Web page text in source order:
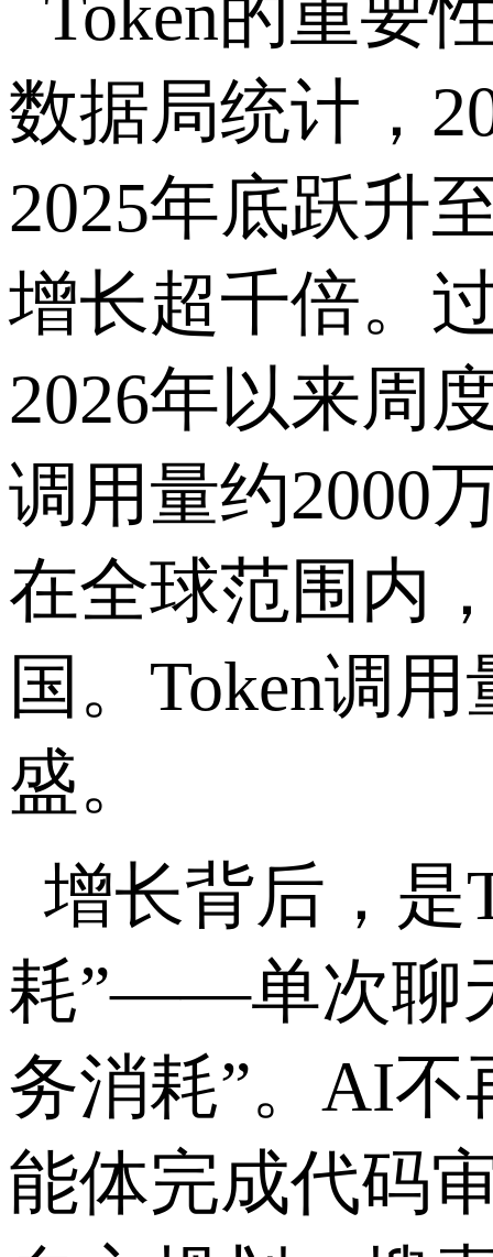
Token的重要
数据局统计，
2025年底跃升
增长超千倍。
2026年以来周
调用量约2000
在全球范围内
国。 Token调用
盛。
增长背后，是
耗”——单次聊
务消耗”。 AI不
能体完成代码